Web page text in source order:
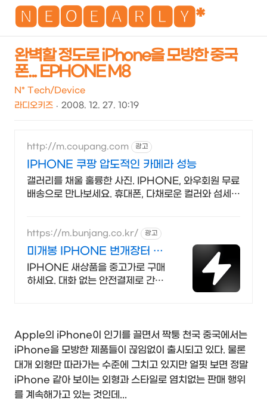
🅽🅴🅾🅴🅰🆁🅻🆈*
완벽할 정도로 iPhone을 모방한 중국
폰... EPHONE M8
N* Tech/Device
라디오키즈
2008. 12. 27. 10:19
http://m.coupang.com 광고
IPHONE 쿠팡 압도적인 카메라 성능
갤러리를 채울 훌륭한 사진. IPHONE, 와우회원 무료
배송으로 만나보세요. 휴대폰, 다채로운 컬러와 섬세한
https://m.bunjang.co.kr/ 광고
미개봉 IPHONE 번개장터 국
내 최대 브랜드 중고거래
IPHONE 새상품을 중고가로 구매
하세요. 대화 없는 안전결제로 간편
Apple의 iPhone이 인기를 끌면서 짝퉁 천국 중국에서는
iPhone을 모방한 제품들이 끊임없이 출시되고 있다. 물론
대개 외형만 따라가는 수준에 그치고 있지만 얼핏 보면 정말
iPhone 같아 보이는 외형과 스타일로 염치없는 판매 행위
를 계속해가고 있는 것인데...